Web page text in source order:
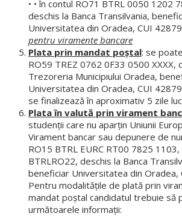
Programare examene
Lista îndrumătorilor de an
Finalizare studii de licență
Finalizare studii de masterat
Planuri de învățământ
Fișe discipline obligatorii - Studii de
Fișe discipline obligatorii - Studii de
Burse
ERASMUS
• • în contul RO71 BTRL 0050 1202
deschis la Banca Transilvania,
Universitatea din Oradea, CUI
pentru viramente bancare
Plata prin mandat poştal: se
RO59 TREZ 0762 0F33 0500 XXXX,
Trezoreria Municipiului Oradea,
Universitatea din Oradea, CUI
se finalizează în aproximativ 5 zile
Plata în valută prin virament
studenții care nu aparţin Uniunii
Virament bancar sau depunere de
RO15 BTRL EURC RT00 7825 1103,
BTRLRO22, deschis la Banca
beneficiar Universitatea din Oradea,
Pentru modalităţile de plată prin
mandat poștal candidatul trebuie să
următoarele informaţii: